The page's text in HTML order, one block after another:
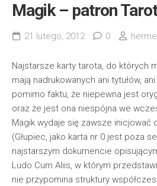
Magik – patron
21 lutego, 2012 0
Najstarsze karty tarota, do których
mają nadrukowanych ani tytułów,
pomimo faktu, że niepewna jest
oraz że jest ona niespójna we
Magik wydaje się zawsze inicjować
(Głupiec, jako karta nr 0 jest poza
najstarszym dokumencie
Ludo Cum Aliis, w którym
nie przypomina struktury